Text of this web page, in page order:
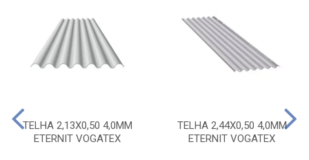
TELHA 2,13X0,50 4,0MM
ETERNIT VOGATEX
TELHA 2,44X0,50 4,0MM
ETERNIT VOGATEX